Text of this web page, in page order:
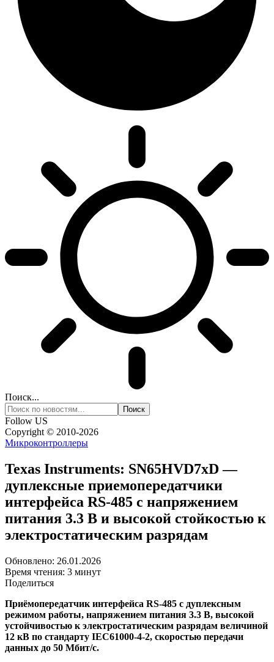
Поиск...
Follow US
Copyright © 2010-2026
Микроконтроллеры
Texas Instruments: SN65HVD7xD —
дуплексные приемопередатчики
интерфейса RS-485 с напряжением
питания 3.3 В и высокой стойкостью к
электростатическим разрядам
Обновлено: 26.01.2026
Время чтения: 3 минут
Поделиться
Приёмопередатчик интерфейса RS-485 с дуплексным
режимом работы, напряжением питания 3.3 В, высокой
устойчивостью к электростатическим разрядам величиной
12 кВ по стандарту IEC61000-4-2, скоростью передачи
данных до 50 Мбит/с.